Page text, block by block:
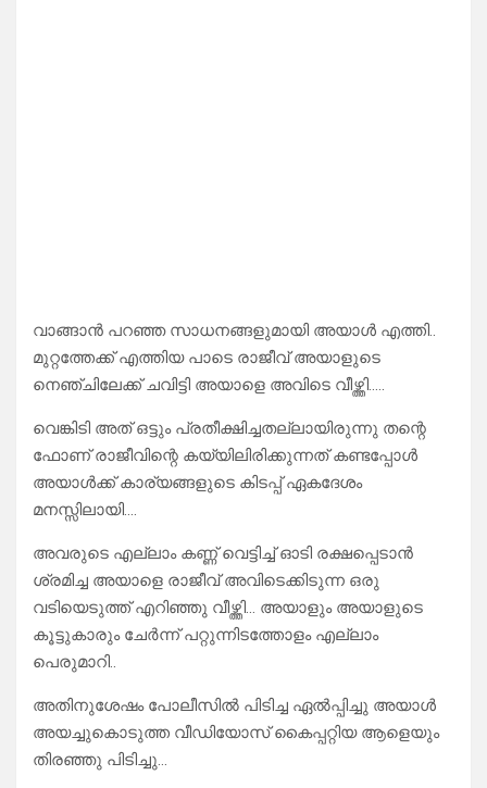
വാങ്ങാൻ പറഞ്ഞ സാധനങ്ങളുമായി അയാൾ എത്തി..
മുറ്റത്തേക്ക് എത്തിയ പാടെ രാജീവ്‌ അയാളുടെ
നെഞ്ചിലേക്ക് ചവിട്ടി അയാളെ അവിടെ വീഴ്ത്തി…..
വെങ്കിടി അത് ഒട്ടും പ്രതീക്ഷിച്ചതല്ലായിരുന്നു തന്റെ
ഫോണ് രാജീവിന്റെ കയ്യിലിരിക്കുന്നത് കണ്ടപ്പോൾ
അയാൾക്ക് കാര്യങ്ങളുടെ കിടപ്പ് ഏകദേശം
മനസ്സിലായി….
അവരുടെ എല്ലാം കണ്ണ് വെട്ടിച്ച് ഓടി രക്ഷപ്പെടാൻ
ശ്രമിച്ച അയാളെ രാജീവ് അവിടെക്കിടുന്ന ഒരു
വടിയെടുത്ത് എറിഞ്ഞു വീഴ്ത്തി… അയാളും അയാളുടെ
കൂട്ടുകാരും ചേർന്ന് പറ്റുന്നിടത്തോളം എല്ലാം
പെരുമാറി..
അതിനുശേഷം പോലീസിൽ പിടിച്ച ഏൽപ്പിച്ചു അയാൾ
അയച്ചുകൊടുത്ത വീഡിയോസ് കൈപ്പറ്റിയ ആളെയും
തിരഞ്ഞു പിടിച്ചു…